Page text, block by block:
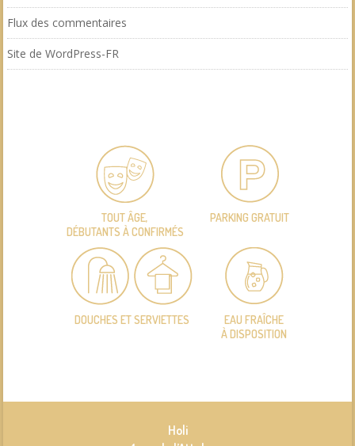
Flux des commentaires
Site de WordPress-FR
TOUT ÂGE,
DÉBUTANTS À CONFIRMÉS
PARKING GRATUIT
DOUCHES ET SERVIETTES
EAU FRAÎCHE
À DISPOSITION
Holi